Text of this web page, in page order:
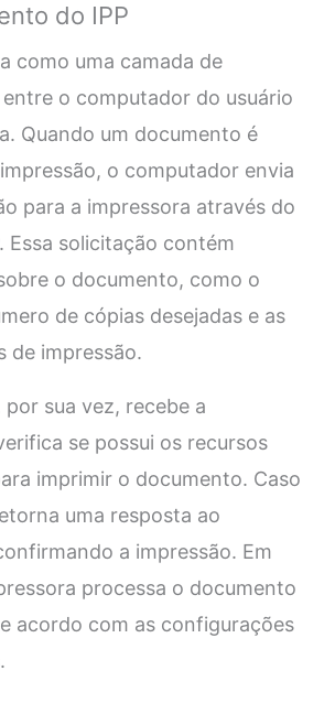
do IPP
como uma camada de
o computador do usuário
Quando um documento é
o computador envia
para a impressora através do
Essa solicitação contém
o documento, como o
de cópias desejadas e as
de impressão.
sua vez, recebe a
se possui os recursos
imprimir o documento. Caso
uma resposta ao
a impressão. Em
processa o documento
acordo com as configurações